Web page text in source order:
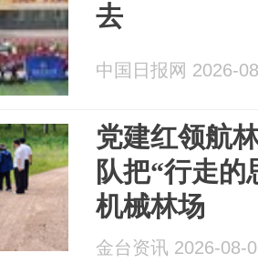
去
中国日报网 2026-
党建红领航
队把“行走
机械林场
金台资讯 2026-08-